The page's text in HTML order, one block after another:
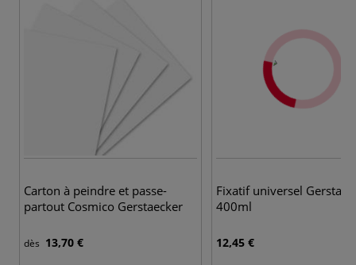
Carton à peindre et passe-
partout Cosmico Gerstaecker
dès 13,70 €
Fixatif universel
400ml
12,45 €